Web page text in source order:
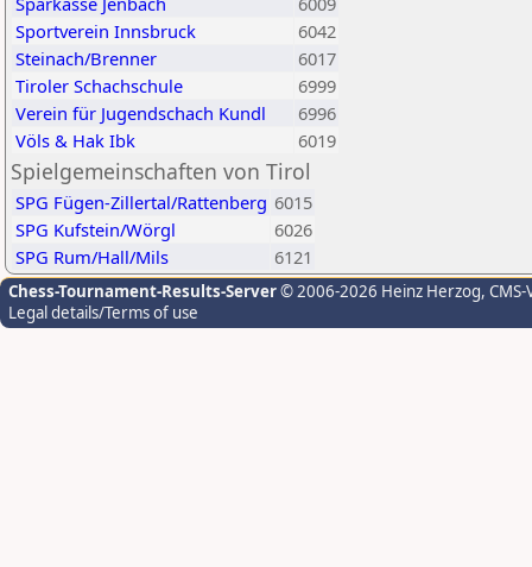
Sportverein Innsbruck
6042
Steinach/Brenner
6017
Tiroler Schachschule
6999
Verein für Jugendschach Kundl
6996
Völs & Hak Ibk
6019
Spielgemeinschaften von Tirol
SPG Fügen-Zillertal/Rattenberg 6015
SPG Kufstein/Wörgl
6026
SPG Rum/Hall/Mils
6121
Chess-Tournament-Results-Server© 2006-2026 Heinz Herzog,
Legal details/Terms of use